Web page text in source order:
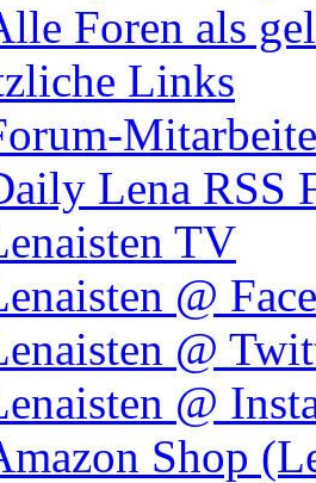
Foren als
Links
Lena RSS
TV
@
@
@
Shop